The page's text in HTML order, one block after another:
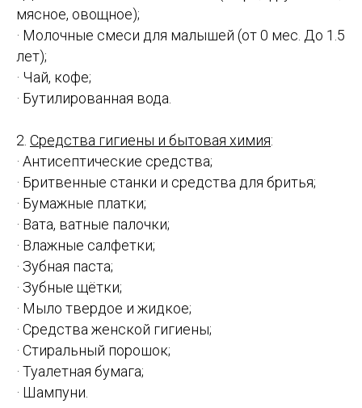
мясное, овощное);
· Молочные смеси для малышей (от 0 мес. До 1.5
лет);
· Чай, кофе;
· Бутилированная вода.
2. Средства гигиены и бытовая химия:
· Антисептические средства;
· Бритвенные станки и средства для бритья;
· Бумажные платки;
· Вата, ватные палочки;
· Влажные салфетки;
· Зубная паста;
· Зубные щётки;
· Мыло твердое и жидкое;
· Средства женской гигиены;
· Стиральный порошок;
· Туалетная бумага;
· Шампуни.